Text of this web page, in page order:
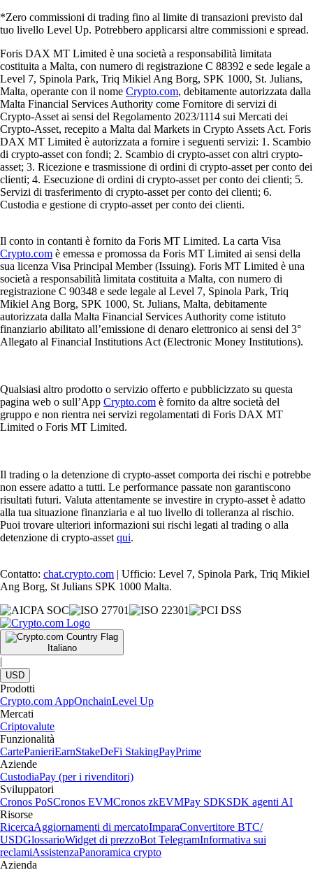
*Zero commissioni di trading fino al limite di transazioni previsto dal
tuo livello Level Up. Potrebbero applicarsi altre commissioni e spread.
Foris DAX MT Limited è una società a responsabilità limitata
costituita a Malta, con numero di registrazione C 88392 e sede legale a
Level 7, Spinola Park, Triq Mikiel Ang Borg, SPK 1000, St. Julians,
Malta, operante con il nome Crypto.com, debitamente autorizzata dalla
Malta Financial Services Authority come Fornitore di servizi di
Crypto-Asset ai sensi del Regolamento 2023/1114 sui Mercati dei
Crypto-Asset, recepito a Malta dal Markets in Crypto Assets Act. Foris
DAX MT Limited è autorizzata a fornire i seguenti servizi: 1. Scambio
di crypto-asset con fondi; 2. Scambio di crypto-asset con altri crypto-
asset; 3. Ricezione e trasmissione di ordini di crypto-asset per conto dei
clienti; 4. Esecuzione di ordini di crypto-asset per conto dei clienti; 5.
Servizi di trasferimento di crypto-asset per conto dei clienti; 6.
Custodia e gestione di crypto-asset per conto dei clienti.
Il conto in contanti è fornito da Foris MT Limited. La carta Visa
Crypto.com è emessa e promossa da Foris MT Limited ai sensi della
sua licenza Visa Principal Member (Issuing). Foris MT Limited è una
società a responsabilità limitata costituita a Malta, con numero di
registrazione C 90348 e sede legale al Level 7, Spinola Park, Triq
Mikiel Ang Borg, SPK 1000, St. Julians, Malta, debitamente
autorizzata dalla Malta Financial Services Authority come istituto
finanziario abilitato all’emissione di denaro elettronico ai sensi del 3°
Allegato al Financial Institutions Act (Electronic Money Institutions).
Qualsiasi altro prodotto o servizio offerto e pubblicizzato su questa
pagina web o sull’App Crypto.com è fornito da altre società del
gruppo e non rientra nei servizi regolamentati di Foris DAX MT
Limited o Foris MT Limited.
Il trading o la detenzione di crypto-asset comporta dei rischi e potrebbe
non essere adatto a tutti. Le performance passate non garantiscono
risultati futuri. Valuta attentamente se investire in crypto-asset è adatto
alla tua situazione finanziaria e al tuo livello di tolleranza al rischio.
Puoi trovare ulteriori informazioni sui rischi legati al trading o alla
detenzione di crypto-asset qui.
Contatto: chat.crypto.com | Ufficio: Level 7, Spinola Park, Triq Mikiel
Ang Borg, St Julians SPK 1000 Malta.
Italiano
|
USD
Prodotti
Crypto.com AppOnchainLevel Up
Mercati
Criptovalute
Funzionalità
CartePanieriEarnStakeDeFi StakingPayPrime
Aziende
CustodiaPay (per i rivenditori)
Sviluppatori
Cronos PoSCronos EVMCronos zkEVMPay SDKSDK agenti AI
Risorse
RicercaAggiornamenti di mercatoImparaConvertitore BTC/
USDGlossarioWidget di prezzoBot TelegramInformativa sui
reclamiAssistenzaPanoramica crypto
Azienda